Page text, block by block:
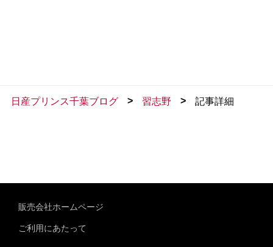
日産プリンス千葉ブログ > 習志野 > 記事詳細
販売会社ホームページ
ご利用にあたって